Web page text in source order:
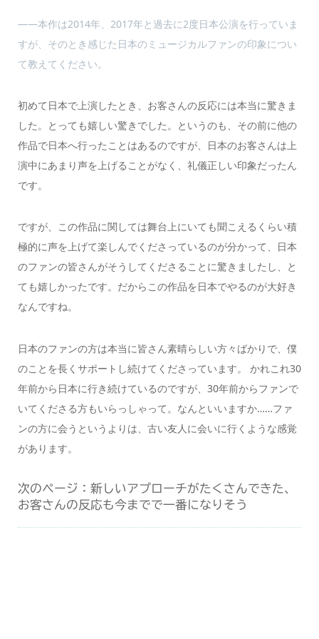
――本作は2014年、2017年と過去に2度日本公演を行っていま
すが、そのとき感じた日本のミュージカルファンの印象につい
て教えてください。
初めて日本で上演したとき、お客さんの反応には本当に驚きま
した。とっても嬉しい驚きでした。というのも、その前に他の
作品で日本へ行ったことはあるのですが、日本のお客さんは上
演中にあまり声を上げることがなく、礼儀正しい印象だったん
です。
ですが、この作品に関しては舞台上にいても聞こえるくらい積
極的に声を上げて楽しんでくださっているのが分かって、日本
のファンの皆さんがそうしてくださることに驚きましたし、と
ても嬉しかったです。だからこの作品を日本でやるのが大好き
なんですね。
日本のファンの方は本当に皆さん素晴らしい方々ばかりで、僕
のことを長くサポートし続けてくださっています。 かれこれ30
年前から日本に行き続けているのですが、30年前からファンで
いてくださる方もいらっしゃって。なんといいますか……ファ
ンの方に会うというよりは、古い友人に会いに行くような感覚
があります。
次のページ：新しいアプローチがたくさんできた、
お客さんの反応も今までで一番になりそう